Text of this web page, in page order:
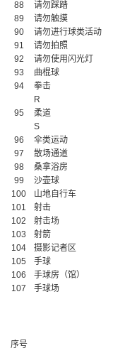
88
请勿踩踏
89
请勿触摸
90
请勿进行球类活动
91
请勿拍照
92
请勿使用闪光灯
93
曲棍球
94
拳击
R
95
柔道
S
96
伞类运动
97
散场通道
98
桑拿浴房
99
沙壶球
100
山地自行车
101
射击
102
射击场
103
射箭
104
摄影记者区
105
手球
106
手球房（馆）
107
手球场
序号